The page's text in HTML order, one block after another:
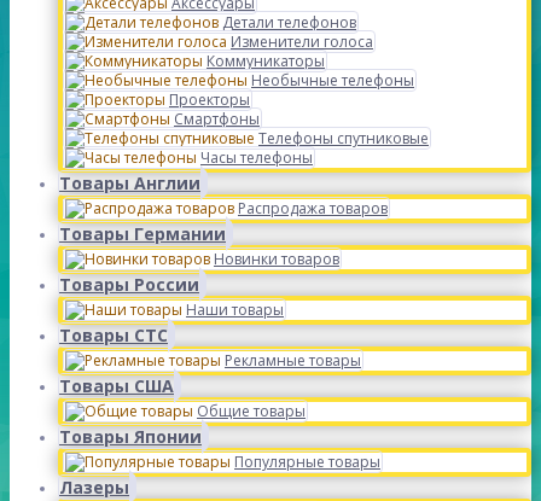
Детали телефонов
Изменители голоса
Коммуникаторы
Необычные телефоны
Проекторы
Смартфоны
Телефоны спутниковые
Часы телефоны
Товары Англии
Распродажа товаров
Товары Германии
Новинки товаров
Товары России
Наши товары
Товары СТС
Рекламные товары
Товары США
Общие товары
Товары Японии
Популярные товары
Лазеры